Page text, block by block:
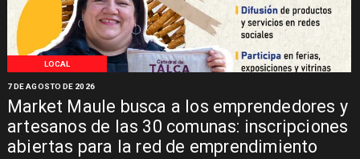
LOCAL
Market Maule busca a los emprendedores y
artesanos de las 30 comunas: inscripciones
abiertas para la red de emprendimiento
7 DE AGOSTO DE 2026